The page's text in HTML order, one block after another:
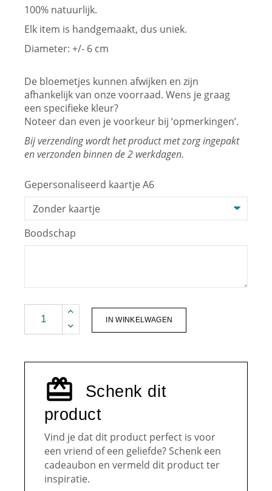
100% natuurlijk.
Elk item is handgemaakt, dus uniek.
Diameter: +/- 6 cm
De bloemetjes kunnen afwijken en zijn
afhankelijk van onze voorraad. Wens je graag
een specifieke kleur?
Noteer dan even je voorkeur bij ‘opmerkingen’.
Bij verzending wordt het product met zorg ingepakt
en verzonden binnen de 2 werkdagen.
Gepersonaliseerd kaartje A6
Boodschap
mondgeblazen glas met droogbloemen quantity
IN WINKELWAGEN
Schenk dit
product
Vind je dat dit product perfect is voor
een vriend of een geliefde? Schenk een
cadeaubon en vermeld dit product ter
inspiratie.